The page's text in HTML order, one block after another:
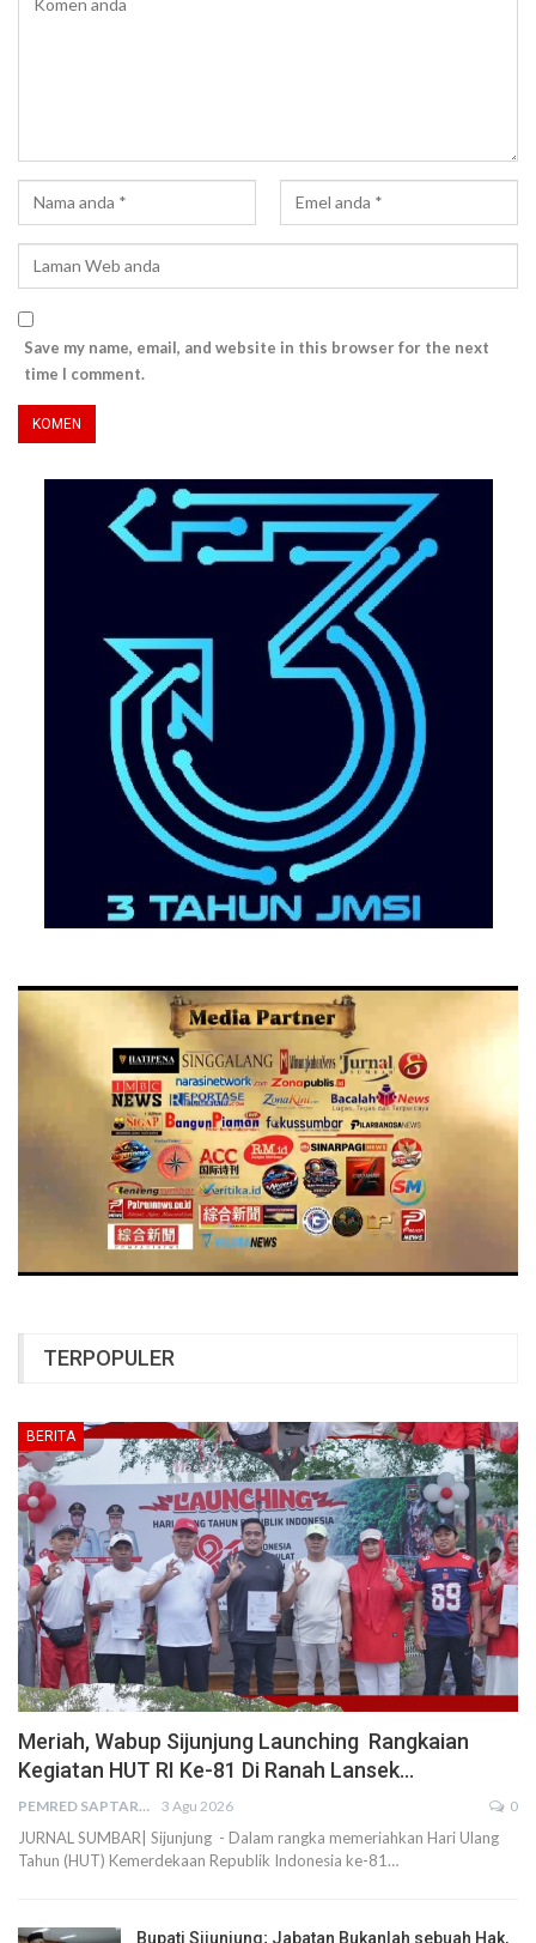
Save my name, email, and website in this browser for the next
time I comment.
TERPOPULER
BERITA
Meriah, Wabup Sijunjung Launching Rangkaian
Kegiatan HUT RI Ke-81 Di Ranah Lansek…
PEMRED SAPTARIUS 3 Agu 2026 0
JURNAL SUMBAR| Sijunjung - Dalam rangka memeriahkan Hari Ulang
Tahun (HUT) Kemerdekaan Republik Indonesia ke-81…
Bupati Sijunjung; Jabatan Bukanlah sebuah Hak,